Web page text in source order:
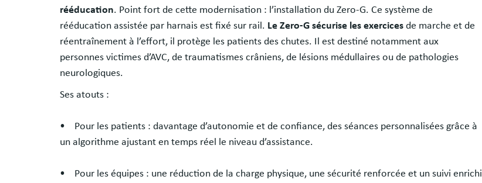
rééducation. Point fort de cette modernisation : l’installation du Zero-G. Ce système de
rééducation assistée par harnais est fixé sur rail. Le Zero-G sécurise les exercices de marche et de
réentraînement à l’effort, il protège les patients des chutes. Il est destiné notamment aux
personnes victimes d’AVC, de traumatismes crâniens, de lésions médullaires ou de pathologies
neurologiques.
Ses atouts :
• Pour les patients : davantage d’autonomie et de confiance, des séances personnalisées grâce à
un algorithme ajustant en temps réel le niveau d’assistance.
• Pour les équipes : une réduction de la charge physique, une sécurité renforcée et un suivi enrichi